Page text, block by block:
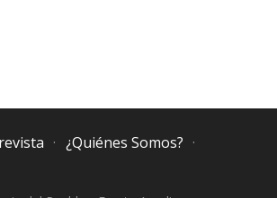
¿Quiénes Somos?